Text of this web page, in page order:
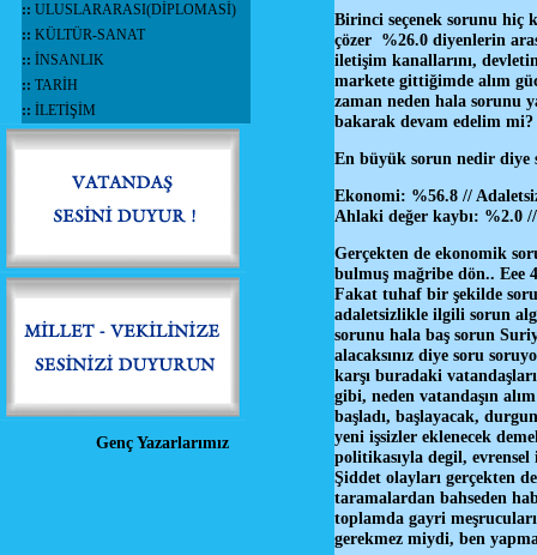
:: ULUSLARARASI(DİPLOMASİ)
:: KÜLTÜR-SANAT
:: İNSANLIK
:: TARİH
:: İLETİŞİM
Genç Yazarlarımız
Birinci seçenek sorunu hiç
çözer %26.0 diyenlerin
iletişim kanallarını,
markete gittiğimde alım
zaman neden hala sorunu
bakarak devam edelim mi?
En büyük sorun nedir diye
Ekonomi: %56.8 //
Ahlaki değer kaybı: %2.0
Gerçekten de ekonomik
bulmuş mağribe dön.. Eee
Fakat tuhaf bir şekilde
adaletsizlikle ilgili sorun
sorunu hala baş sorun
alacaksınız diye soru
karşı buradaki
gibi, neden vatandaşın
başladı, başlayacak,
yeni işsizler eklenecek
politikasıyla degil,
Şiddet olayları gerçekten
taramalardan bahseden
toplamda gayri
gerekmez miydi, ben